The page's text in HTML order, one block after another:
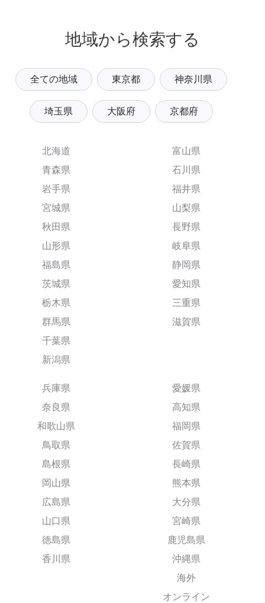
地域から検索する
全ての地域 東京都 神奈川県
埼玉県 大阪府 京都府
北海道
青森県
岩手県
宮城県
秋田県
山形県
福島県
茨城県
栃木県
群馬県
千葉県
新潟県
富山県
石川県
福井県
山梨県
長野県
岐阜県
静岡県
愛知県
三重県
滋賀県
兵庫県
奈良県
和歌山県
鳥取県
島根県
岡山県
広島県
山口県
徳島県
香川県
愛媛県
高知県
福岡県
佐賀県
長崎県
熊本県
大分県
宮崎県
鹿児島県
沖縄県
海外
オンライン